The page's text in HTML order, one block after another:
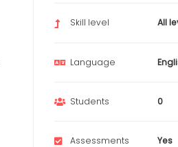
Skill level All
Language
Students 0
Assessments Yes